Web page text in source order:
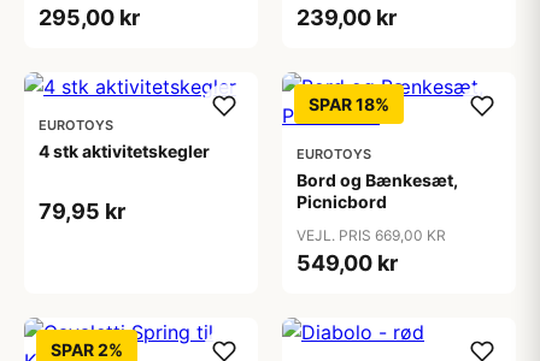
295,00 kr 239,00 kr
EUROTOYS
4 stk aktivitetskegler
79,95 kr
SPAR 18%
EUROTOYS
Bord og Bænkesæt,
Picnicbord
VEJL. PRIS 669,00 KR
549,00 kr
SPAR 2%